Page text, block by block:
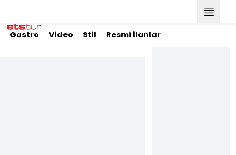
Gastro Video Stil Resmi İlanlar